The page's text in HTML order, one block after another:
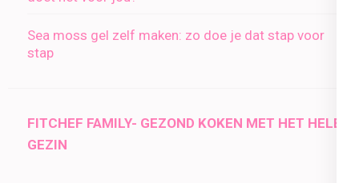
Sea moss gel zelf maken: zo doe je dat stap voor
stap
FITCHEF FAMILY- GEZOND KOKEN MET HET HELE
GEZIN